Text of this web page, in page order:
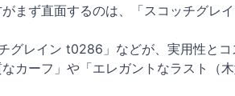
まず直面するのは、「スコッチグレ
グレイン t0286」などが、実用性と
カーフ」や「エレガントなラスト（